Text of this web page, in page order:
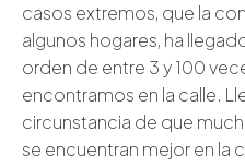
casos extremos, que la
algunos hogares, ha
orden de entre 3 y 100
encontramos en la calle.
circunstancia de que
se encuentran mejor en la